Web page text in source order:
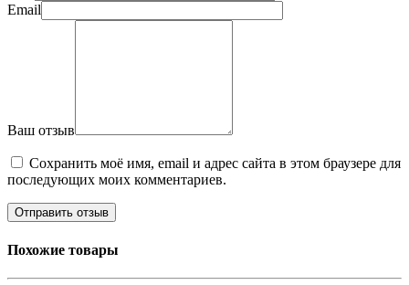
Email
Ваш отзыв
Сохранить моё имя, email и адрес сайта в этом браузере для
последующих моих комментариев.
Похожие товары